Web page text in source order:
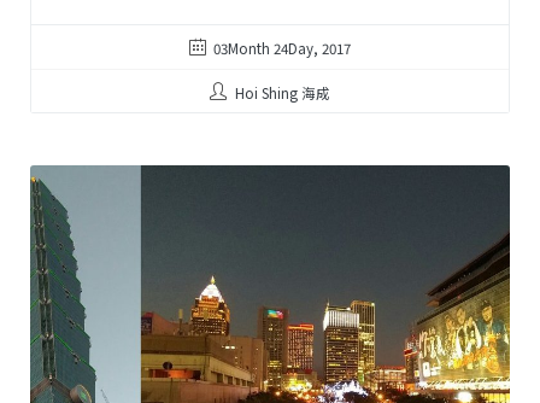
03Month 24Day, 2017
Hoi Shing 海成